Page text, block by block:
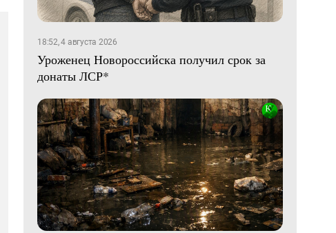
18:52, 4 августа 2026
Уроженец Новороссийска получил срок за
донаты ЛСР*